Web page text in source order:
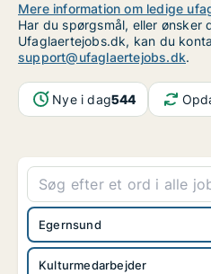
Mere information om ledige
Har du spørgsmål, eller ønsker
Ufaglaertejobs.dk, kan du
support@ufaglaertejobs.dk.
Nye i dag544
Kulturmedarbejder
Egernsund